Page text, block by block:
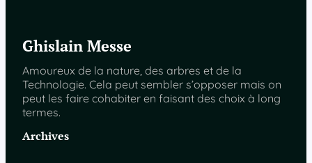
Ghislain Messe
Amoureux de la nature, des arbres et de la
Technologie. Cela peut sembler s’opposer mais on
peut les faire cohabiter en faisant des choix à long
termes.
Archives